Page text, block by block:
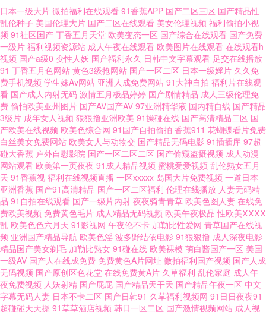
产人视频在线观看 三年在线观看高清免费大全中文 国产激情第二页 日韩福
利社区 99视频在线免费观看 蜜桃婷婷狠狠久久 91色美白乳 另类激情网站 亚
洲一区在线日韩 国产尤物亚洲精品网 午夜欧美国产理论片在 全黄性色大片
波多野吉依AV 免费国产一级αv片 一二三区 国产免费看插插插视频 先锋影院
性爱按摩 国产剧情自产愉拍精品 亚洲人成在线播放网站 中文字幕韩国电影
精品三区中文字幕 新视觉影院官网6080 国产精品美 日韩欧美中文精品电影
超碰在线成人人人爱 欧美日韩国产码高清综 中文字幕狠狠久 好屌色青青草
无人在线影 成人视频精彩入口 欧美亚洲综合色 综合精品色图 精品高清在线
一区 五月天狼友 成人视频香蕉 欧美性图ppp 在线观看亚洲精品专区 久久免
费精品高清麻豆 亚洲欧美一区二区三区久久 国产美女激情 日韩精品中 97se
亚洲综合在线 另类福利导航 亚洲欧美日韩在线看 国产一级按摩精油电影 天
日本一级大片 微拍福利在线观看 91香蕉APP 国产二区三区 国产精品性
乱伦种子 美国伦理大片 国产二区在线观看 美女伦理视频 福利偷拍小视
频 91社区国产 丁香五月天堂 欧美变态一区 国产综合在线观看 国产免费
一级片 福利视频资源站 成人午夜在线观看 欧美图片在线观看 在线观看h
视频 国产a级0 变性人妖 国产福利永久 日韩中文字幕观看 足交在线播放
91 丁香五月色网站 黄色3级抢网站 国产一区二区 日本一级婬片 久久免
费手机视频 学生妹Av网站 亚洲人成免费网站 91大神自拍 福利片在线观
看 国产成人内射无码 激情五月极品婷婷 国产剧情精品 成人三级伦理免
费 偷怕欧美亚州图片 国产AV国产AV 97亚洲精华液 国内精自线 国产精品
3级片 成年女人视频 狠狠撸亚洲欧美 91操碰在线 国产高清精品二区 国
产欧美在线视频 欧美色综合网 91国产自拍偷拍 香蕉911 花蝴蝶看片免费
白丝美女免费网站 欧美女人与动物交 国产精品无码电影 91插插库 97超
碰大香蕉 户外自慰影院 国产一区二区二区 国产偷窥盗摄视频 成人动漫
网站观看 欧美第一页夜夜 91成人精品视频 蜜桃爱爱视频 乱伦熟女五月
天 91香蕉视 福利在线视频直播 一区xxxxx 岛国大片免费视频 一道日本
亚洲香蕉 国产91高清精品 国产一区二区福利 伦理在线播放 人妻无码精
品 91自拍在线观看 国产一级片内射 夜夜骑青青草 欧美色图人妻 在线免
费欧美视频 免费黄色毛片 成人精品无码视频 欧美午夜极品 性欧美ⅩⅩⅩⅩ
乱 欧美色色六月天 91影视网 午夜伦不卡 加勒比性爱网 青草国产在线视
频 亚洲国产精品导航 欧美色淫 波多野结依电影 91狠狠撸 成人深夜电影
精品国产美女剃毛 加勒比熟女 91碰在线 欧美裸模 萌白酱国产一区 美国
一级AV 国产人在线成免费 免费黄色A片网址 微拍福利国产视频 国产人成
无码视频 国产原创区色花堂 在线免费黄A片 久草福利 乱伦家庭 成人午
夜免费视频 人妖射精 国产屁屁 国产精品天干天 国产精品午夜一区 中文
字幕无码人妻 日本不卡二区 国产日韩91 久草福利视频网 91日日夜夜91
超碰碰天天操 91草草酒店视频 韩日一区二区 国产激情视频网站 成人视